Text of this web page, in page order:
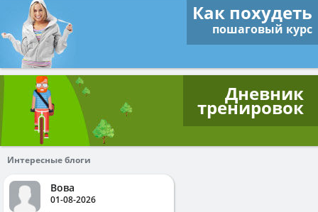
Как похудеть
пошаговый курс
Дневник
тренировок
Интересные блоги
Вова
01-08-2026